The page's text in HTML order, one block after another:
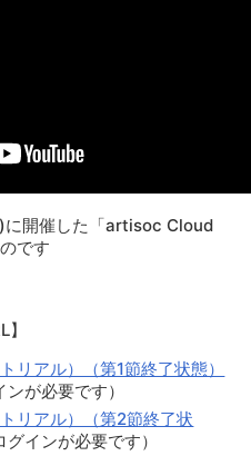
に開催した「artisoc Cloud
です
リアル）（第1節終了状態）
が必要です）
リアル）（第2節終了状
インが必要です）